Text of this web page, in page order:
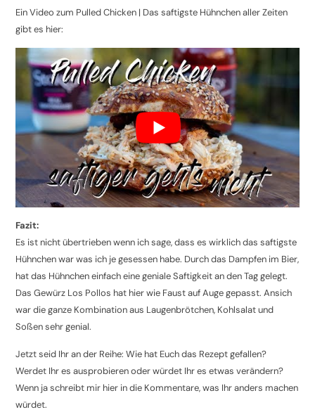
Ein Video zum Pulled Chicken | Das saftigste Hühnchen aller Zeiten
gibt es hier:
Fazit:
Es ist nicht übertrieben wenn ich sage, dass es wirklich das saftigste
Hühnchen war was ich je gesessen habe. Durch das Dampfen im Bier,
hat das Hühnchen einfach eine geniale Saftigkeit an den Tag gelegt.
Das Gewürz Los Pollos hat hier wie Faust auf Auge gepasst. Ansich
war die ganze Kombination aus Laugenbrötchen, Kohlsalat und
Soßen sehr genial.
Jetzt seid Ihr an der Reihe: Wie hat Euch das Rezept gefallen?
Werdet Ihr es ausprobieren oder würdet Ihr es etwas verändern?
Wenn ja schreibt mir hier in die Kommentare, was Ihr anders machen
würdet.